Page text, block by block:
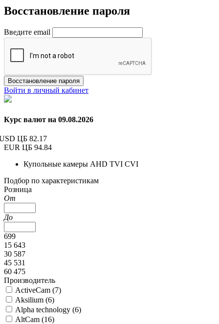
Восстановление пароля
Введите email
Восстановление пароля
Войти в личный кабинет
Курс валют на 09.08.2026
ЦБ 82.17
EUR ЦБ 94.84
Купольные камеры AHD TVI CVI
Подбор по характеристикам
Розница
От
До
699
15 643
30 587
45 531
60 475
Производитель
ActiveCam (7)
Aksilium (6)
Alpha technology (6)
AltCam (16)